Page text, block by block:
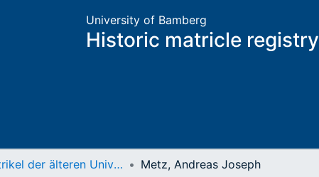
University of Bamberg
Historic matricle registry
Matrikel der älteren Universität Metz, Andreas Joseph